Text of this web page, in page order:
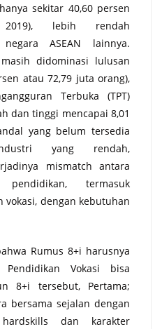
sekitar 40,60 persen
2019), lebih rendah
ASEAN lainnya.
didominasi lulusan
atau 72,79 juta orang),
Terbuka (TPT)
dan tinggi mencapai 8,01
yang belum tersedia
yang rendah,
mismatch antara
termasuk
dengan kebutuhan
Rumus 8+i harusnya
Vokasi bisa
8+i tersebut, Pertama;
bersama sejalan dengan
dan karakter